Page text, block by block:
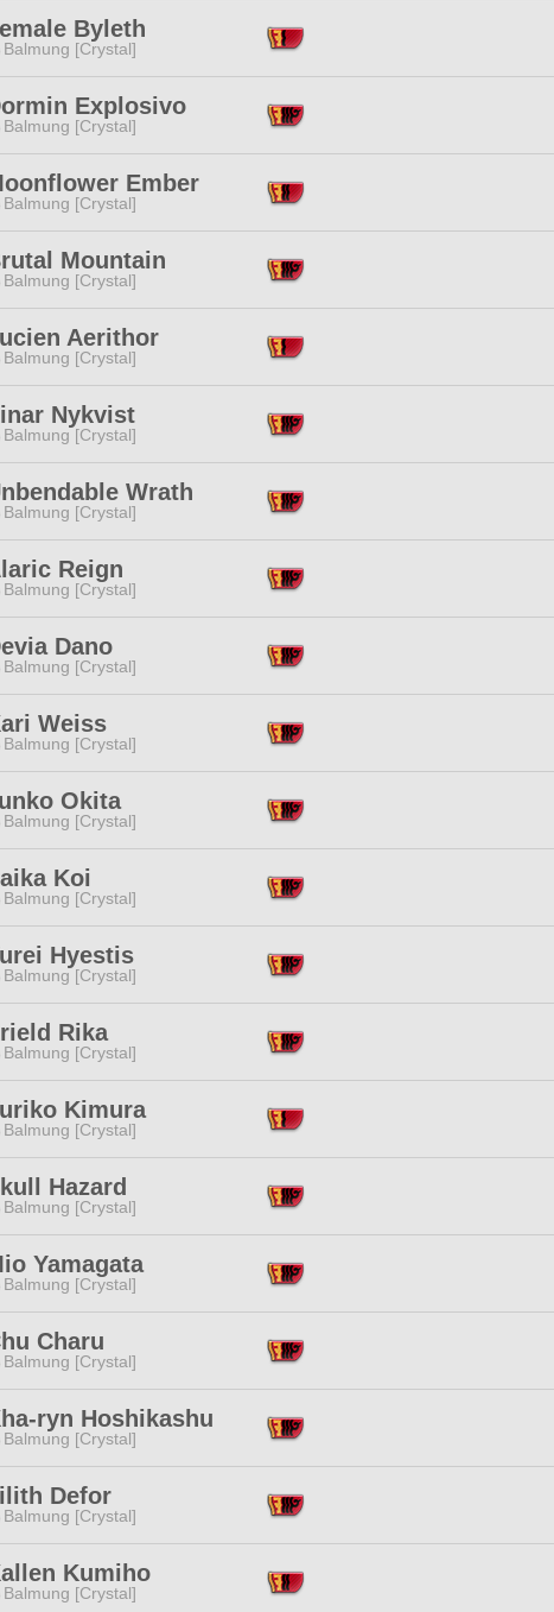
Byleth
Balmung [Crystal]
Explosivo
Balmung [Crystal]
Ember
Balmung [Crystal]
Mountain
Balmung [Crystal]
Aerithor
Balmung [Crystal]
Nykvist
Balmung [Crystal]
Wrath
Balmung [Crystal]
Reign
Balmung [Crystal]
Dano
Balmung [Crystal]
Weiss
Balmung [Crystal]
Okita
Balmung [Crystal]
Koi
Balmung [Crystal]
Hyestis
Balmung [Crystal]
Rika
Balmung [Crystal]
Kimura
Balmung [Crystal]
Hazard
Balmung [Crystal]
Yamagata
Balmung [Crystal]
Charu
Balmung [Crystal]
ryn Hoshikashu
Balmung [Crystal]
Defor
Balmung [Crystal]
Kumiho
Balmung [Crystal]